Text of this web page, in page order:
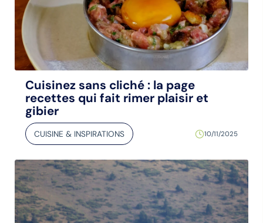
Cuisinez sans cliché : la page
recettes qui fait rimer plaisir et
gibier
CUISINE & INSPIRATIONS 10/11/2025